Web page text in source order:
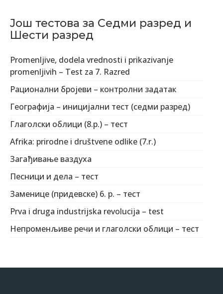
Још тестова за Седми разред и
Шести разред
Promenljive, dodela vrednosti i prikazivanje
promenljivih – Test za 7. Razred
Рационални бројеви – контролни задатак
Географија – иницијални тест (седми разред)
Глаголски облици (8.р.) – тест
Afrika: prirodne i društvene odlike (7.r.)
Загађивање ваздуха
Песници и дела – тест
Заменице (придевске) 6. р. – тест
Prva i druga industrijska revolucijа – test
Непроменљиве речи и глаголски облици – тест